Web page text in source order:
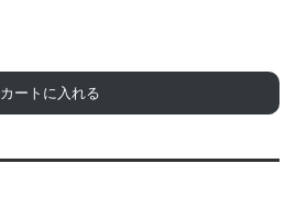
カートに入れる